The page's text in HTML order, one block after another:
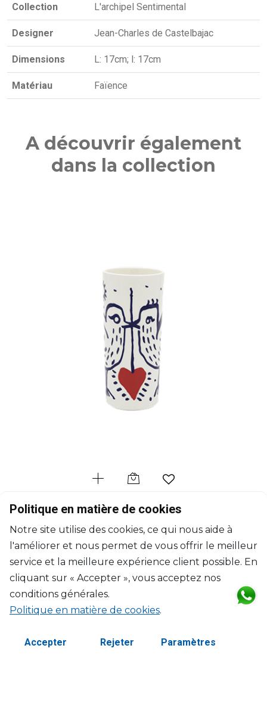
Collection L'archipel Sentimental
Designer Jean-Charles de Castelbajac
Dimensions L: 17cm; l: 17cm
Matériau Faïence
A découvrir également
dans la collection
GIEN
Vase droit petit
D: 7cm, H: 15cm
$189
Politique en matière de cookies
Notre site utilise des cookies, ce qui nous aide à
l'améliorer et nous permet de vous offrir le meilleur
service et la meilleure expérience client possible. En
cliquant sur « Accepter », vous acceptez nos
conditions générales.
Politique en matière de cookies.
Accepter Rejeter Paramètres